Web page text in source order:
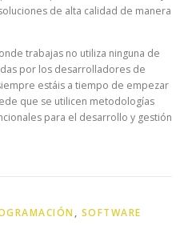
de alta calidad de manera
trabajas no utiliza ninguna de
por los desarrolladores de
estáis a tiempo de empezar
que se utilicen metodologías
para el desarrollo y gestión
, SOFTWARE